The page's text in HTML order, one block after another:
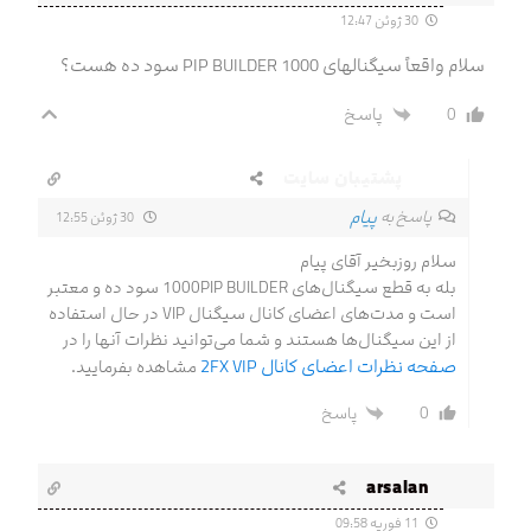
30 ژوئن 12:47
سلام واقعاً سیگنالهای 1000 PIP BUILDER سود ده هست؟
0 پاسخ
پاسخ بهپیام
سلام روزبخیر آقای پیام
بله به قطع سیگنال‌های 1000PIP BUILDER سود ده و معتبر
است و مدت‌های اعضای کانال سیگنال VIP در حال استفاده
از این سیگنال‌ها هستند و شما می‌توانید نظرات آنها را در
صفحه نظرات اعضای کانال 2FX VIP
مشاهده بفرمایید.
0
پاسخ
arsalan